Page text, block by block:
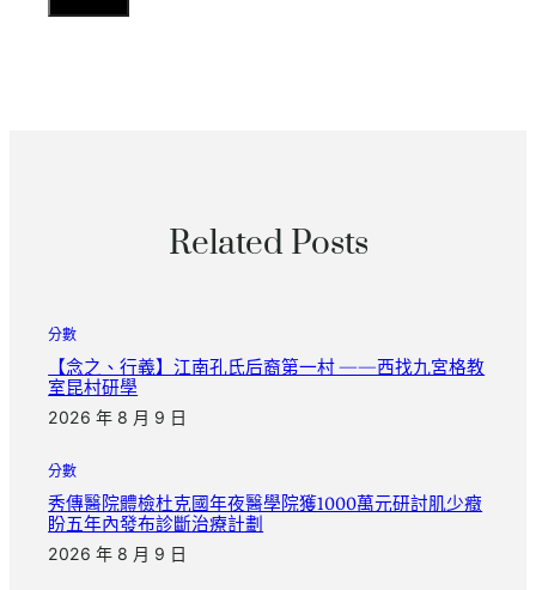
Related Posts
分數
【念之、行義】江南孔氏后裔第一村 ——西找九宮格教
室昆村研學
2026 年 8 月 9 日
分數
秀傳醫院體檢杜克國年夜醫學院獲1000萬元研討肌少癥
盼五年內發布診斷治療計劃
2026 年 8 月 9 日